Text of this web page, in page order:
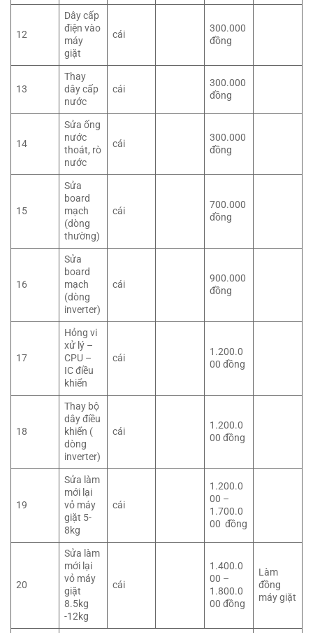
12
Dây cấp
điện vào
máy
giặt
cái
300.000
đồng
13
Thay
dây cấp
nước
cái
300.000
đồng
14
Sửa ống
nước
thoát, rò
nước
cái
300.000
đồng
15
Sửa
board
mạch
(dòng
thường)
cái
700.000
đồng
16
Sửa
board
mạch
(dòng
inverter)
cái
900.000
đồng
17
Hỏng vi
xử lý –
CPU –
IC điều
khiển
cái
1.200.0
00 đồng
18
Thay bộ
dây điều
khiển (
dòng
inverter)
cái
1.200.0
00 đồng
19
Sửa làm
mới lại
vỏ máy
giặt 5-
8kg
cái
1.200.0
00 –
1.700.0
00 đồng
20
Sửa làm
mới lại
vỏ máy
giặt
8.5kg
-12kg
cái
1.400.0
00 –
1.800.0
00 đồng
Làm
đồng
máy giặt